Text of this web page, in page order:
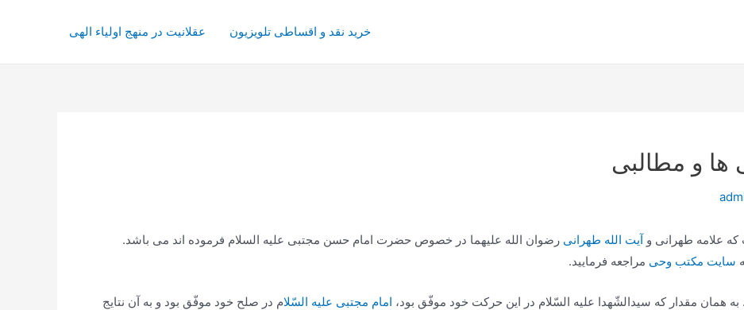
خرید نقد و اقساطی تلویزیون عقلانیت در منهج اولیاء الهی
ها و مطالبی
علامه طهرانی وآیت الله طهرانی رضوان الله علیهما در خصوص حضرت امام حسن مجتبی علیه السلام فرموده اند می باشد.
سایت مکتب وحی مراجعه فرمایید.
همان مقدار كه سیدالشّهدا علیه السّلام در این حركت خود موفّق بود، امام مجتبی علیه السّلام در صلح خود موفّق بود و به آن نتایج